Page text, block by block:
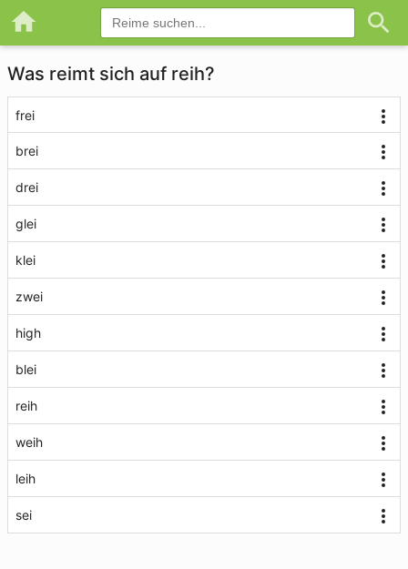
Was reimt sich auf reih?
frei
brei
drei
glei
klei
zwei
high
blei
reih
weih
leih
sei